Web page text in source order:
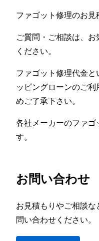
ファゴット修理のお見
ご質問・ご相談は、
ください。
ファゴット修理代金と
ッピングローンのご
めご了承下さい。
各社メーカーのファゴ
す。
お問い合わせ
お見積もりやご相談
問い合わせください。